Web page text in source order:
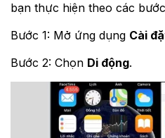
bạn thực hiện theo các
Bước 1: Mở ứng dụng Cài
Bước 2: Chọn Di động.